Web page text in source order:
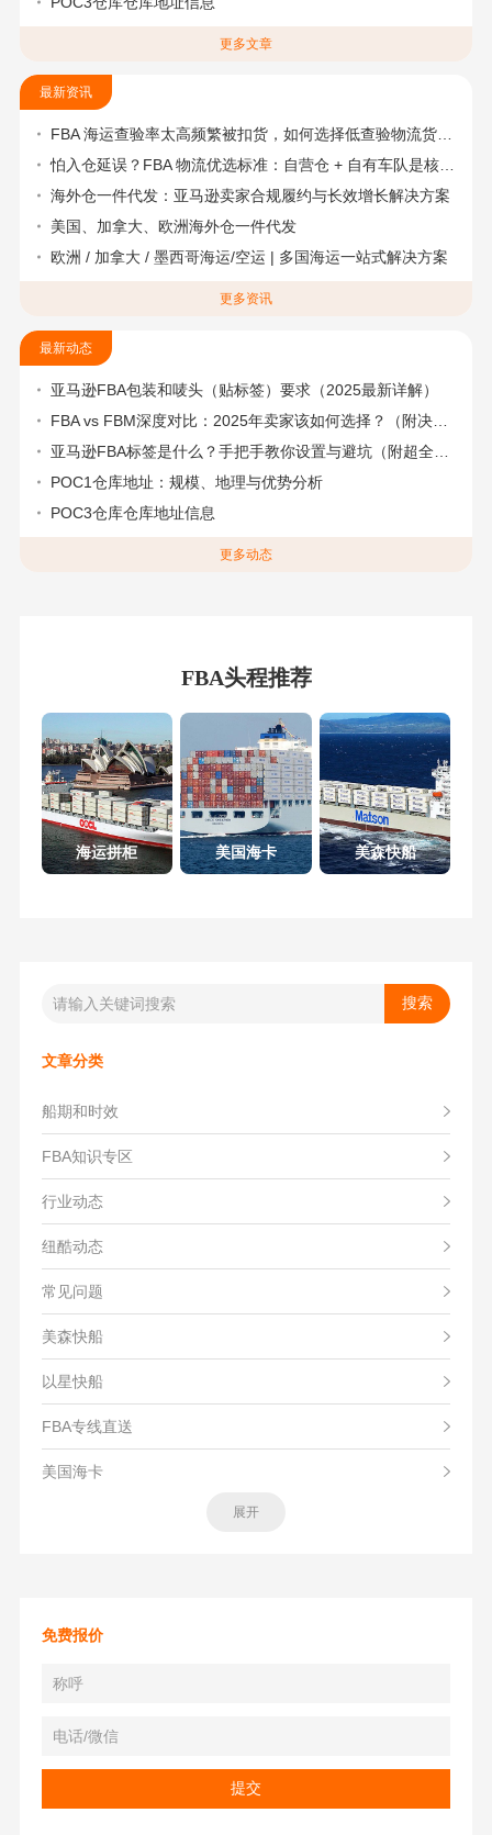
更多文章
最新资讯
FBA 海运查验率太高频繁被扣货，如何选择低查验物流货代？
怕入仓延误？FBA 物流优选标准：自营仓 + 自有车队是核心硬指标
海外仓一件代发：亚马逊卖家合规履约与长效增长解决方案
美国、加拿大、欧洲海外仓一件代发
欧洲 / 加拿大 / 墨西哥海运/空运 | 多国海运一站式解决方案
更多资讯
最新动态
亚马逊FBA包装和唛头（贴标签）要求（2025最新详解）
FBA vs FBM深度对比：2025年卖家该如何选择？（附决策流程图）
亚马逊FBA标签是什么？手把手教你设置与避坑（附超全指南）
POC1仓库地址：规模、地理与优势分析
POC3仓库仓库地址信息
更多动态
FBA头程推荐
海运拼柜 美国海卡 美森快船
文章分类
船期和时效
FBA知识专区
行业动态
纽酷动态
常见问题
美森快船
以星快船
FBA专线直送
美国海卡
展开
免费报价